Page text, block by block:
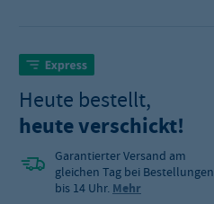
Heute bestellt,
heute verschickt!
Garantierter Versand am
gleichen Tag bei Bestellungen
bis 14 Uhr. Mehr